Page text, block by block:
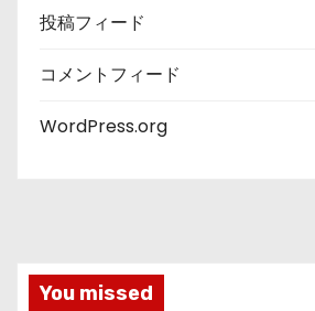
投稿フィード
コメントフィード
WordPress.org
You missed